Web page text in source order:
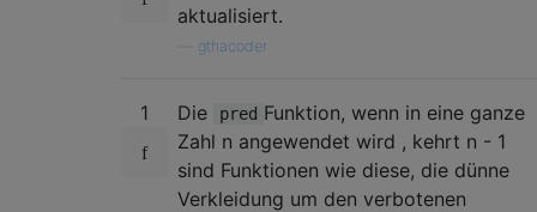
aktualisiert.
gthacoder
1 Die pred Funktion, wenn in eine ganze
Zahl n angewendet wird , kehrt n - 1
sind Funktionen wie diese, die dünne
Verkleidung um den verbotenen